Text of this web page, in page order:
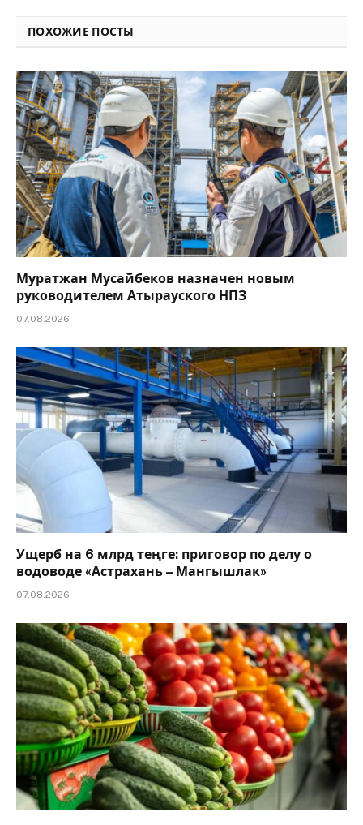
ПОХОЖИЕ ПОСТЫ
Муратжан Мусайбеков назначен новым
руководителем Атырауского НПЗ
07.08.2026
Ущерб на 6 млрд теңге: приговор по делу о
водоводе «Астрахань – Мангышлак»
07.08.2026